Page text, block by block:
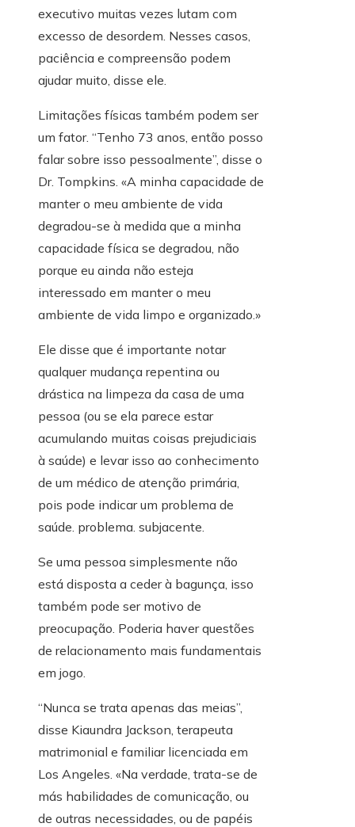
executivo muitas vezes lutam com
excesso de desordem. Nesses casos,
paciência e compreensão podem
ajudar muito, disse ele.
Limitações físicas também podem ser
um fator. “Tenho 73 anos, então posso
falar sobre isso pessoalmente”, disse o
Dr. Tompkins. «A minha capacidade de
manter o meu ambiente de vida
degradou-se à medida que a minha
capacidade física se degradou, não
porque eu ainda não esteja
interessado em manter o meu
ambiente de vida limpo e organizado.»
Ele disse que é importante notar
qualquer mudança repentina ou
drástica na limpeza da casa de uma
pessoa (ou se ela parece estar
acumulando muitas coisas prejudiciais
à saúde) e levar isso ao conhecimento
de um médico de atenção primária,
pois pode indicar um problema de
saúde. problema. subjacente.
Se uma pessoa simplesmente não
está disposta a ceder à bagunça, isso
também pode ser motivo de
preocupação. Poderia haver questões
de relacionamento mais fundamentais
em jogo.
“Nunca se trata apenas das meias”,
disse Kiaundra Jackson, terapeuta
matrimonial e familiar licenciada em
Los Angeles. «Na verdade, trata-se de
más habilidades de comunicação, ou
de outras necessidades, ou de papéis